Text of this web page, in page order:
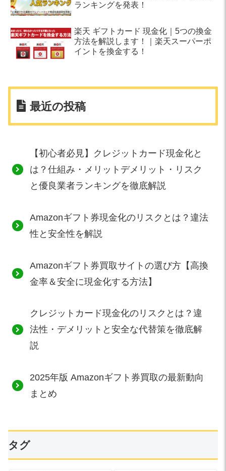
ランキングを発表！
楽天 ギフトカード 現金化｜5つの換金
方法を解説します！｜楽天スーパーポ
イントを換金する！
最近の投稿
【初心者必見】クレジットカード現金化と
は？仕組み・メリットデメリット・リスク
と優良業者ランキングを徹底解説
Amazonギフト券現金化のリスクとは？違法
性と安全性を解説
Amazonギフト券買取サイトの選び方【高換
金率＆安全に現金化する方法】
クレジットカード現金化のリスクとは？違
法性・デメリットと安全な代替策を徹底解
説
2025年版 Amazonギフト券買取の最新動向
まとめ
タグ